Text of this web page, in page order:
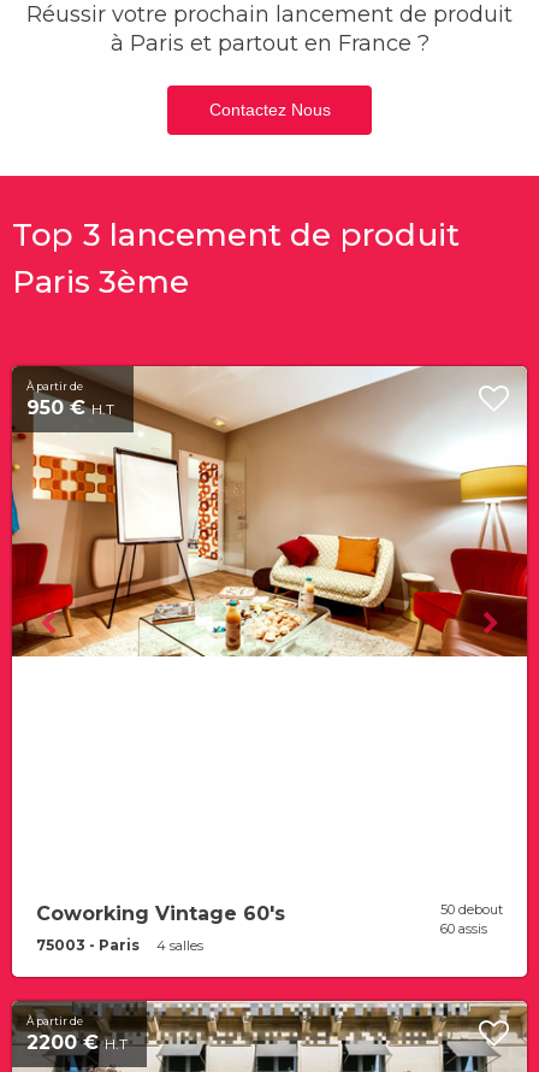
Réussir votre prochain lancement de produit
à Paris et partout en France ?
Contactez Nous
Top 3 lancement de produit
Paris 3ème
À partir de
950 €H.T
Coworking Vintage 60's
75003 - Paris 4 salles
50 debout
60 assis
À partir de
2200 €H.T